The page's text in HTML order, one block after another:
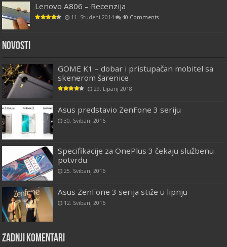
Lenovo A806 – Recenzija
11. Studeni 2014 40 Comments
Novosti
GOME K1 – dobar i pristupačan mobitel sa
skenerom šarenice
29. Lipanj 2018
Asus predstavio ZenFone 3 seriju
30. Svibanj 2016
Specifikacije za OnePlus 3 čekaju službenu
potvrdu
25. Svibanj 2016
Asus ZenFone 3 serija stiže u lipnju
12. Svibanj 2016
Zadnji komentari